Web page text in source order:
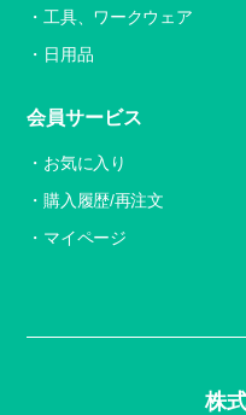
株
工具、ワークウェア
日用品
会員サービス
お気に入り
購入履歴/再注文
マイページ